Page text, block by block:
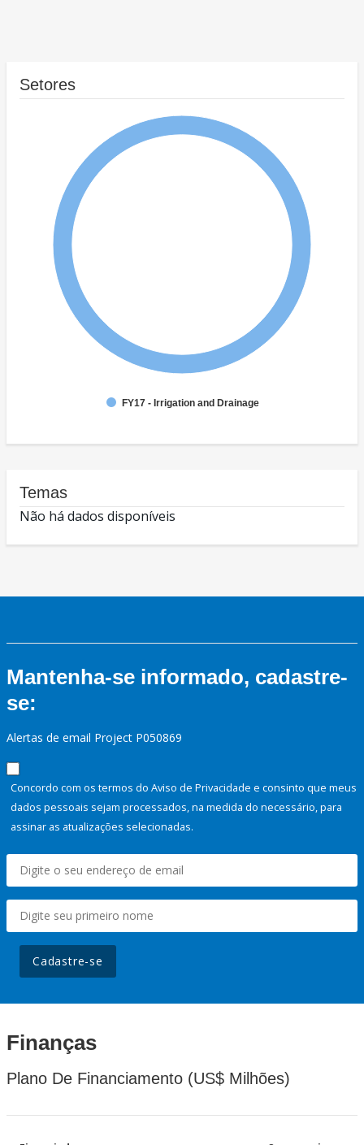
Setores
FY17 - Irrigation and Drainage
Temas
Não há dados disponíveis
Mantenha-se informado, cadastre-
se:
Alertas de email Project P050869
Concordo com os termos do Aviso de Privacidade e consinto que meus
dados pessoais sejam processados, na medida do necessário, para
assinar as atualizações selecionadas.
Cadastre-se
Finanças
Plano De Financiamento (US$ Milhões)